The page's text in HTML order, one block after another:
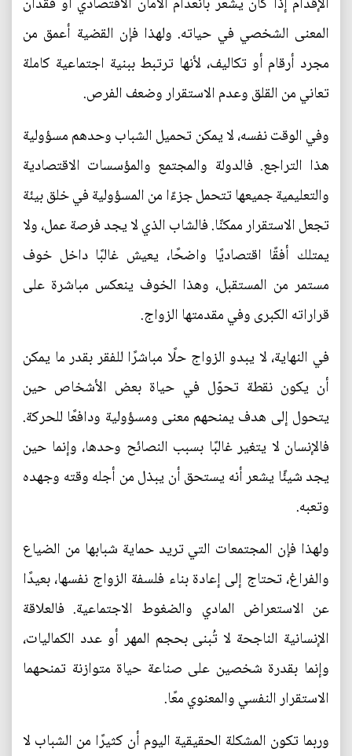
المعنى الشخصي في حياته. ولهذا فإن القضية أعمق من
مجرد أرقام أو تكاليف، لأنها ترتبط ببنية اجتماعية كاملة
تعاني من القلق وعدم الاستقرار وضعف الفرص.
وفي الوقت نفسه، لا يمكن تحميل الشباب وحدهم مسؤولية
هذا التراجع. فالدولة والمجتمع والمؤسسات الاقتصادية
والتعليمية جميعها تتحمل جزءًا من المسؤولية في خلق بيئة
تجعل الاستقرار ممكنًا. فالشاب الذي لا يجد فرصة عمل، ولا
يمتلك أفقًا اقتصاديًا واضحًا، يعيش غالبًا داخل خوف
مستمر من المستقبل، وهذا الخوف ينعكس مباشرة على
قراراته الكبرى وفي مقدمتها الزواج.
في النهاية، لا يبدو الزواج حلًا مباشرًا للفقر بقدر ما يمكن
أن يكون نقطة تحوّل في حياة بعض الأشخاص حين
يتحول إلى هدف يمنحهم معنى ومسؤولية ودافعًا للحركة.
فالإنسان لا يتغير غالبًا بسبب النصائح وحدها، وإنما حين
يجد شيئًا يشعر أنه يستحق أن يبذل من أجله وقته وجهده
وتعبه.
ولهذا فإن المجتمعات التي تريد حماية شبابها من الضياع
والفراغ، تحتاج إلى إعادة بناء فلسفة الزواج نفسها، بعيدًا
عن الاستعراض المادي والضغوط الاجتماعية. فالعلاقة
الإنسانية الناجحة لا تُبنى بحجم المهر أو عدد الكماليات،
وإنما بقدرة شخصين على صناعة حياة متوازنة تمنحهما
الاستقرار النفسي والمعنوي معًا.
وربما تكون المشكلة الحقيقية اليوم أن كثيرًا من الشباب لا